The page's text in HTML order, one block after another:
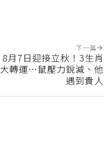
下一篇
8月7日迎接立秋！3生肖
大轉運…鼠壓力銳減、他
遇到貴人